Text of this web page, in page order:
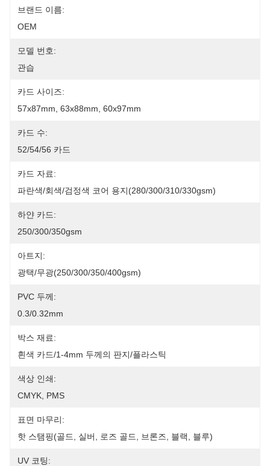
브랜드 이름:
OEM
모델 번호:
관습
카드 사이즈:
57x87mm, 63x88mm, 60x97mm
카드 수:
52/54/56 카드
카드 자료:
파란색/회색/검정색 코어 용지(280/300/310/330gsm)
하얀 카드:
250/300/350gsm
아트지:
광택/무광(250/300/350/400gsm)
PVC 두께:
0.3/0.32mm
박스 재료:
흰색 카드/1-4mm 두께의 판지/플라스틱
색상 인쇄:
CMYK, PMS
표면 마무리:
핫 스탬핑(골드, 실버, 로즈 골드, 브론즈, 블랙, 블루)
UV 코팅: